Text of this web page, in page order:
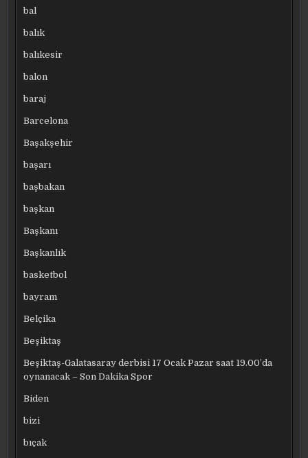
bal
balık
balıkesir
balon
baraj
Barcelona
Başakşehir
başarı
başbakan
başkan
Başkanı
Başkanlık
basketbol
bayram
Belçika
Beşiktaş
Beşiktaş-Galatasaray derbisi 17 Ocak Pazar saat 19.00’da
oynanacak – Son Dakika Spor
Biden
bizi
bıçak